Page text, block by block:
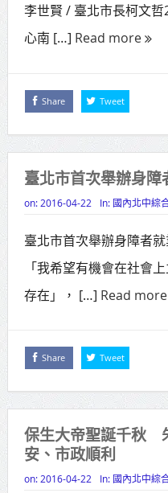
李世賢 / 臺北市長柯文
心南 […] Read more
Share Tweet
臺北市首次舉辦身
on: 2016-04-22 In: 國內北中綜
臺北市首次舉辦身障者
「我希望有機會在社會
存在」， […] Read more
Share Tweet
保生大帝聖誕千秋
安、市政順利
on:2016-04-22 In: 國內北中綜